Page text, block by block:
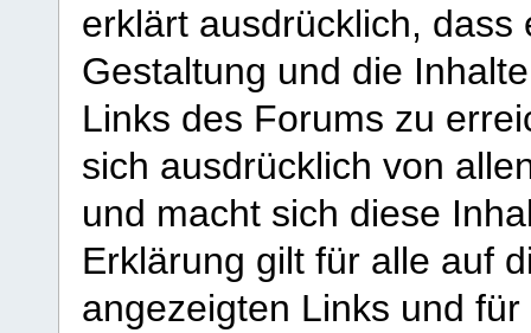
erklärt ausdrücklich,
Gestaltung und die
Links des Forums zu
sich ausdrücklich von
und macht sich diese
Erklärung gilt für alle auf
angezeigten Links und